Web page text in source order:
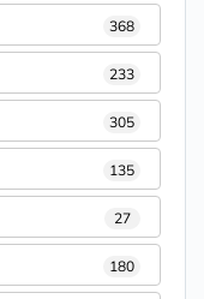
368
233
305
135
27
180